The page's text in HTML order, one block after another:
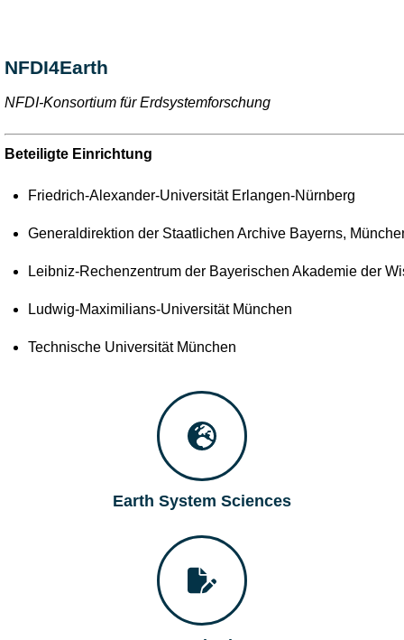
NFDI4Earth
NFDI-Konsortium für Erdsystemforschung
Beteiligte Einrichtung
Friedrich-Alexander-Universität Erlangen-Nürnberg
Generaldirektion der Staatlichen Archive Bayerns,
Leibniz-Rechenzentrum der Bayerischen Akademie der
Ludwig-Maximilians-Universität München
Technische Universität München
Earth System Sciences